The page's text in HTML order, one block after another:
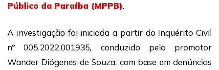
Público da Paraíba (MPPB).
A investigação foi iniciada a partir do Inquérito Civil
nº 005.2022.001935, conduzido pelo promotor
Wander Diógenes de Souza, com base em denúncias